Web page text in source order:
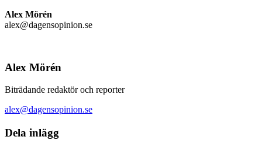
Alex Mörén
alex@dagensopinion.se
Alex Mörén
Biträdande redaktör och reporter
alex@dagensopinion.se
Dela inlägg